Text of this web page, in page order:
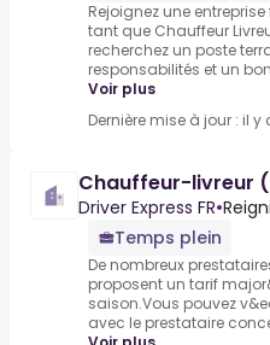
Rejoignez une
tant que Chauffeur
recherchez un poste
responsabilités et un
Voir plus
Dernière mise à jour : il y
Chauffeur-livreur
Driver Express FR•
Temps plein
De nombreux
proposent un tarif
saison.Vous pouvez
avec le prestataire